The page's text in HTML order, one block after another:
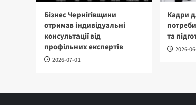
Бізнес Чернігівщини
отримав індивідуальні
консультації від
профільних експертів
2026-07-01
Кадри
та
2026-